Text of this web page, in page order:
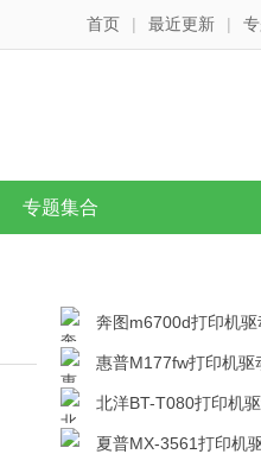
首页 | 最近更新 |
专题集合
奔图m6700d打印机驱
m6700d打印机驱动最新版
惠普M177fw打印机驱
M177fw MFP打印机驱动程
v15.0.16260.1230官方版下
北洋BT-T080打印机
T080打印机驱动 v1.10官
夏普MX-3561打印机